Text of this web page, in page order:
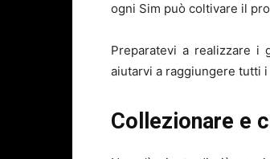
ogni Sim può coltivare il
Preparatevi a realizzare i
aiutarvi a raggiungere tutti
Collezionare e